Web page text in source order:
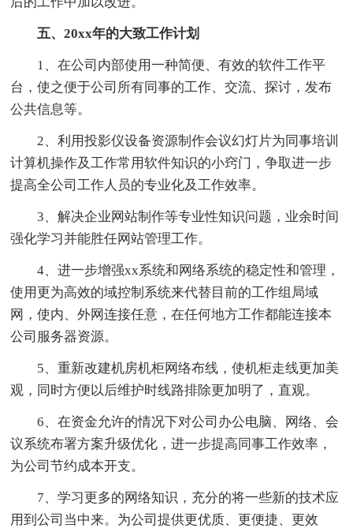
五、20xx年的大致工作计划
1、在公司内部使用一种简便、有效的软件工作平
台，使之便于公司所有同事的工作、交流、探讨，发布
公共信息等。
2、利用投影仪设备资源制作会议幻灯片为同事培训
计算机操作及工作常用软件知识的小窍门，争取进一步
提高全公司工作人员的专业化及工作效率。
3、解决企业网站制作等专业性知识问题，业余时间
强化学习并能胜任网站管理工作。
4、进一步增强xx系统和网络系统的稳定性和管理，
使用更为高效的域控制系统来代替目前的工作组局域
网，使内、外网连接任意，在任何地方工作都能连接本
公司服务器资源。
5、重新改建机房机柜网络布线，使机柜走线更加美
观，同时方便以后维护时线路排除更加明了，直观。
6、在资金允许的情况下对公司办公电脑、网络、会
议系统布署方案升级优化，进一步提高同事工作效率，
为公司节约成本开支。
7、学习更多的网络知识，充分的将一些新的技术应
用到公司当中来。为公司提供更优质、更便捷、更效